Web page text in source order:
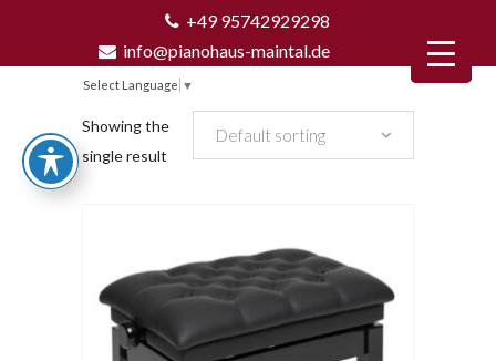
+49 95742929298
info@pianohaus-maintal.de
Select Language ▼
Showing the
single result
Default sorting